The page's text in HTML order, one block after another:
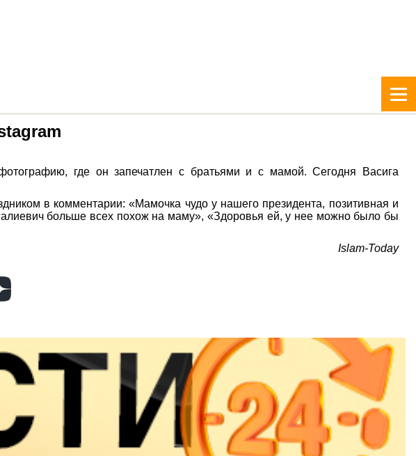
где он запечатлен с братьями и с мамой. Сегодня Васига
в комментарии: «Мамочка чудо у нашего президента, позитивная и
больше всех похож на маму», «Здоровья ей, у нее можно было бы
Islam-Today